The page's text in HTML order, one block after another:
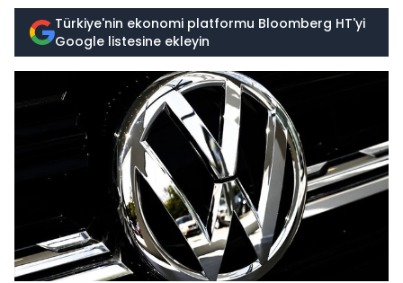
Türkiye'nin ekonomi platformu Bloomberg HT'yi
Google listesine ekleyin